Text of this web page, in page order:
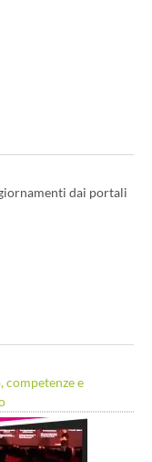
dai portali
competenze e